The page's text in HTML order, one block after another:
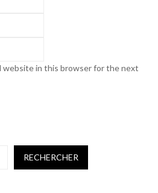
website in this browser for the next
RECHERCHER